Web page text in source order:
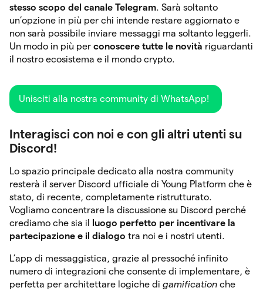
stesso scopo del canale Telegram. Sarà soltanto
un’opzione in più per chi intende restare aggiornato e
non sarà possibile inviare messaggi ma soltanto leggerli.
Un modo in più per conoscere tutte le novità riguardanti
il nostro ecosistema e il mondo crypto.
Unisciti alla nostra community di WhatsApp!
Interagisci con noi e con gli altri utenti su
Discord!
Lo spazio principale dedicato alla nostra community
resterà il server Discord ufficiale di Young Platform che è
stato, di recente, completamente ristrutturato.
Vogliamo concentrare la discussione su Discord perché
crediamo che sia il
luogo perfetto per incentivare la
partecipazione e il dialogo tra noi e i nostri utenti.
L’app di messaggistica, grazie al pressoché infinito
numero di integrazioni che consente di implementare, è
perfetta per architettare logiche di gamification che